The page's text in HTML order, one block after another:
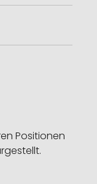
Positionen